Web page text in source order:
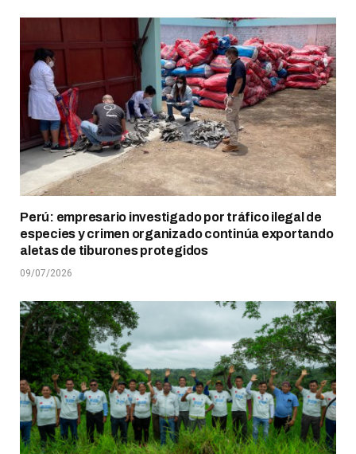
Perú: empresario investigado por tráfico ilegal de
especies y crimen organizado continúa exportando
aletas de tiburones protegidos
09/07/2026